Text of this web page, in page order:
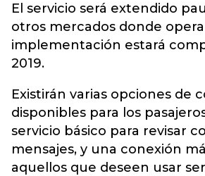
El servicio será extendido
otros mercados donde
implementación estará
2019.
Existirán varias opciones de
disponibles para los
servicio básico para revisar
mensajes, y una conexión
aquellos que deseen usar